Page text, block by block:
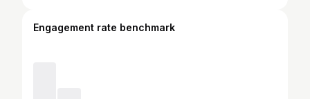
Engagement rate benchmark